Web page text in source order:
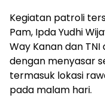
unsur
edukasi,
gaya
hidup,
hiburan,
bebas
dari
Kegiatan patroli
Pam, Ipda Yudhi
Way Kanan dan
dengan menyasar
termasuk lokasi
pada malam hari.